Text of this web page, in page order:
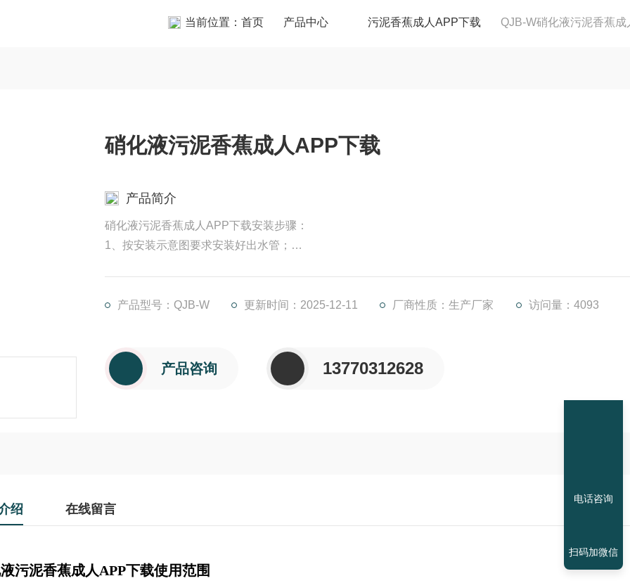
当前位置： 首页 产品中心 污泥香蕉成人APP下载 QJB-W硝化液污泥香蕉
硝化液污泥香蕉成人APP下载
产品简介
硝化液污泥香蕉成人APP下载安装步骤：
1、按安装示意图要求安装好出水管；
直线上。
产品型号：QJB-W 更新时间：2025-12-11 厂商性质：生产厂家 访问量：4093
产品咨询 13770312628
绍 在线留言
污泥香蕉成人APP下载使用范围
电话咨询
扫码加微信